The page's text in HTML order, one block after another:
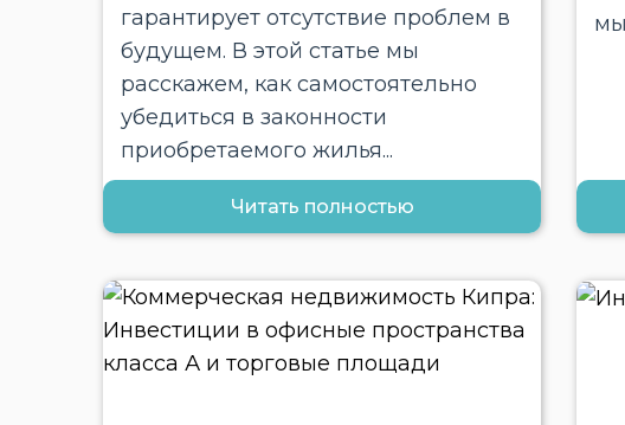
гарантирует отсутствие проблем в
будущем. В этой статье мы
расскажем, как самостоятельно
убедиться в законности
приобретаемого жилья...
Читать полностью